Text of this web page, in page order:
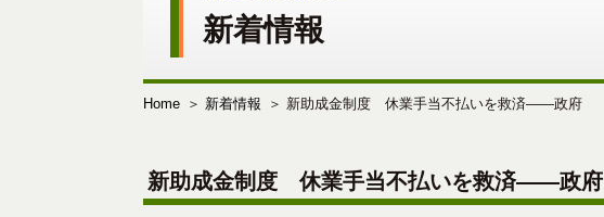
新着情報
Home 新着情報 新助成金制度 休業手当不払いを救済――政府
新助成金制度 休業手当不払いを救済――政府